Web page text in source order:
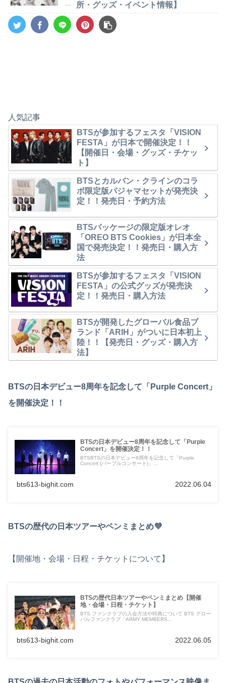
所・グッズ・イベント情報】
人気記事
BTSが参加するフェスタ「VISION
FESTA」が日本で開催決定！！
【開催日・会場・グッズ・チケッ
ト】
BTSとカルバン・クラインのコラ
ボ限定版パジャマセットが発売決
定！！発売日・予約方法
BTSパッケージの限定版オレオ
「OREO BTS Cookies」が日本全
国で発売決定！！発売日・購入方
法
BTSが参加するフェスタ「VISION
FESTA」の公式グッズが発売決
定！！発売日・購入方法
BTSが開発したグローバル食品ブ
ランド「ARIH」がついに日本初上
陸！！【発売日・グッズ・購入方
法】
BTSの日本デビュー8周年を記念して「Purple Concert」
を開催決定！！
BTSの日本デビュー8周年を記念して「Purple
Concert」を開催決定！！
BTSBTSの日本デビュー8周年を記念して「Purple
Concert (パープルコンサート)」...
bts613-bighit.com 2022.06.04
BTSの歴代の日本ツアーやペンミまとめ💜
【開催地・会場・日程・チケットについて】
BTSの歴代日本ツアーやペンミまとめ【開催
地・会場・日程・チケット】
BTS ファンクラブの入会方法や特典について BTS グロー
バルファンクラブ「ARMY MEMBERS...
bts613-bighit.com 2022.06.05